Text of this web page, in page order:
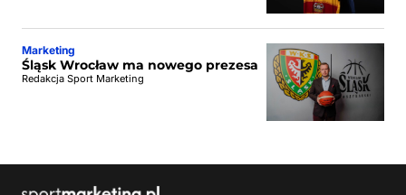
Marketing
Śląsk Wrocław ma nowego prezesa
Redakcja Sport Marketing